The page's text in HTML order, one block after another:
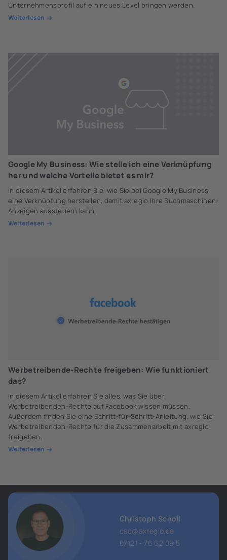
Unternehmensprofil auf ein neues Level bringen werden.
Weiterlesen
Google My Business: Wie stelle ich eine Verknüpfung
her und welche Vorteile bietet es mir?
In diesem Artikel erfahren Sie, wie Sie bei Google My Business
eine Verknüpfung herstellen, damit axregio Ihre Suchmaschinen-
Anzeigen aussteuern kann.
Weiterlesen
Werbetreibende-Rechte freigeben: Wie funktioniert
das?
In diesem Artikel erfahren Sie alles, was Sie über
Werbetreibenden-Rechte auf Facebook wissen müssen.
Außerdem finden Sie eine Schritt-für-Schritt-Anleitung, wie Sie
Werbetreibenden-Rechte für die Zusammenarbeit mit axregio
freigeben.
Weiterlesen
Christoph Scholl
csc@axregio.de
07121 - 76 62 09 5